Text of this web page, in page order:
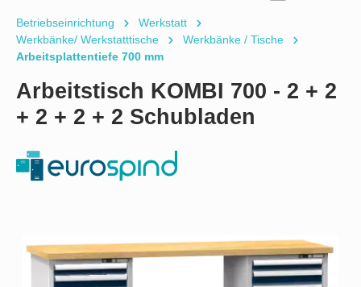
Betriebseinrichtung
Werkstatt
Werkbänke/ Werkstatttische
Werkbänke / Tische
Arbeitsplattentiefe 700 mm
Arbeitstisch KOMBI 700 - 2 + 2
+ 2 + 2 + 2 Schubladen